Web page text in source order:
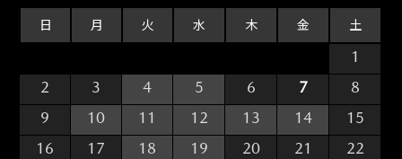
日 月 火 水 木 金 土
1
2
3 4 5 6 7
8
9
10 11 12 13 14
15
16
17 18 19 20 21
22